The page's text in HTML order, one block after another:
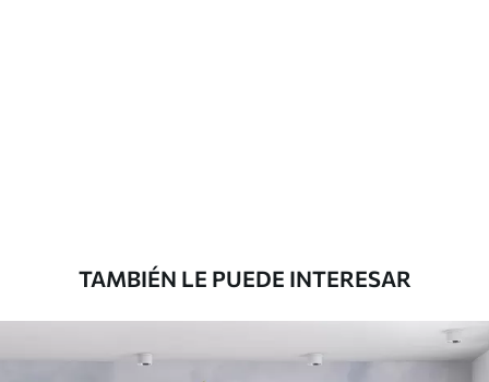
Vinilo Premium
43816.6726290.00$/m²
TAMBIÉN LE PUEDE INTERESAR